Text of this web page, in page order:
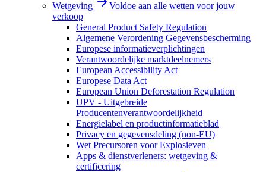
Wetgeving
Voldoe aan alle wetten voor jouw
verkoop
General Product Safety Regulation
Algemene Verordening Gegevensbescherming
Europese informatieverplichtingen
Verantwoordelijke marktdeelnemers
European Accessibility Act
Europese Data Act
European Union Deforestation Regulation
UPV - Uitgebreide
Producentenverantwoordelijkheid
Energielabel en productinformatieblad
Privacy en gegevensdeling (non-EU)
Wet Precursoren voor Explosieven
Apps & dienstverleners: wetgeving &
certificering